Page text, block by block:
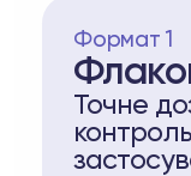
Формат 1
Точне